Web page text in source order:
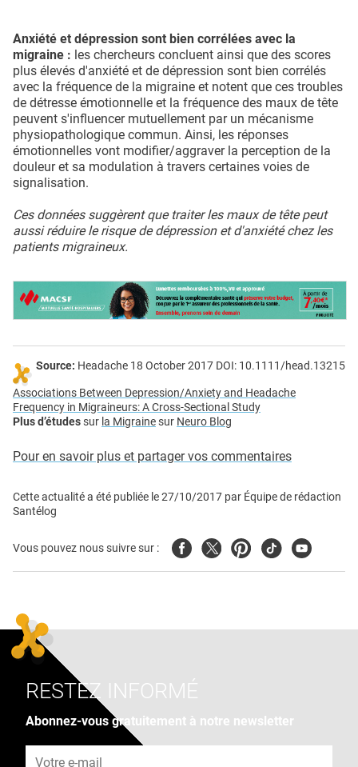
Anxiété et dépression sont bien corrélées avec la
migraine : les chercheurs concluent ainsi que des scores
plus élevés d'anxiété et de dépression sont bien corrélés
avec la fréquence de la migraine et notent que ces troubles
de détresse émotionnelle et la fréquence des maux de tête
peuvent s'influencer mutuellement par un mécanisme
physiopathologique commun. Ainsi, les réponses
émotionnelles vont modifier/aggraver la perception de la
douleur et sa modulation à travers certaines voies de
signalisation.
Ces données suggèrent que traiter les maux de tête peut
aussi réduire le risque de dépression et d'anxiété chez les
patients migraineux.
Source: Headache 18 October 2017 DOI: 10.1111/head.13215
Associations Between Depression/Anxiety and Headache
Frequency in Migraineurs: A Cross-Sectional Study
Plus d’étudessur la Migrainesur Neuro Blog
Pour en savoir plus et partager vos commentaires
Cette actualité a été publiée le27/10/2017 par Équipe de rédaction
Santélog
Vous pouvez nous suivre sur : FacebookTwitterPinterest
TiktokYoutube
RESTEZ INFORMÉ
Abonnez-vous gratuitement à notre newsletter